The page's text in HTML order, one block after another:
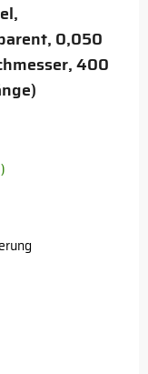
0,050
400